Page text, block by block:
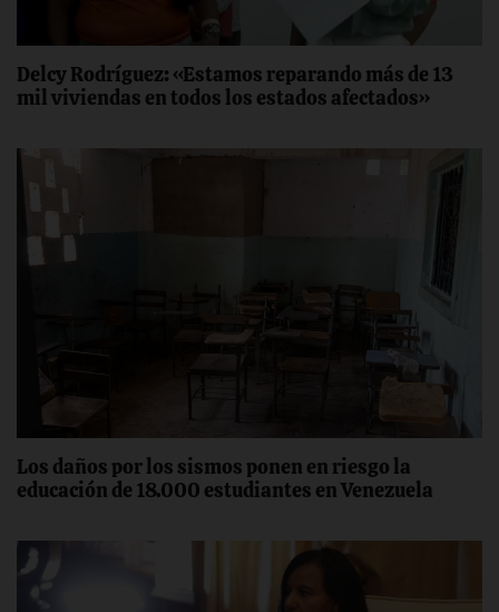
Delcy Rodríguez: «Estamos reparando más de 13
mil viviendas en todos los estados afectados»
Los daños por los sismos ponen en riesgo la
educación de 18.000 estudiantes en Venezuela